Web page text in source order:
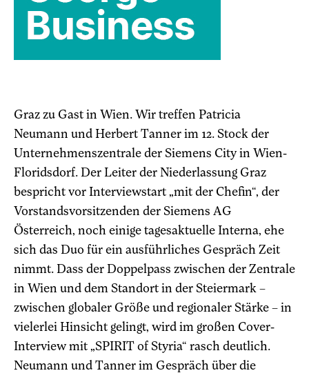
Graz zu Gast in Wien. Wir treffen Patricia
Neumann und Herbert Tanner im 12. Stock der
Unternehmenszentrale der Siemens City in Wien-
Floridsdorf. Der Leiter der Niederlassung Graz
bespricht vor Interviewstart „mit der Chefin“, der
Vorstandsvorsitzenden der Siemens AG
Österreich, noch einige tagesaktuelle Interna, ehe
sich das Duo für ein ausführliches Gespräch Zeit
nimmt. Dass der Doppelpass zwischen der Zentrale
in Wien und dem Standort in der Steiermark –
zwischen globaler Größe und regionaler Stärke – in
vielerlei Hinsicht gelingt, wird im großen Cover-
Interview mit „SPIRIT of Styria“ rasch deutlich.
Neumann und Tanner im Gespräch über die